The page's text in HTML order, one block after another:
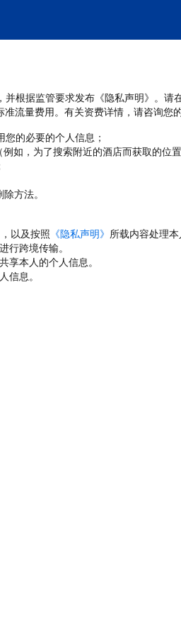
根据监管要求发布《隐私声明》。请
流量费用。有关资费详情，请咨询您
的必要的个人信息；
如，为了搜索附近的酒店而获取的位
方法。
，以及按照 《隐私声明》 所载内容处理本
行跨境传输。
享本人的个人信息。
信息。